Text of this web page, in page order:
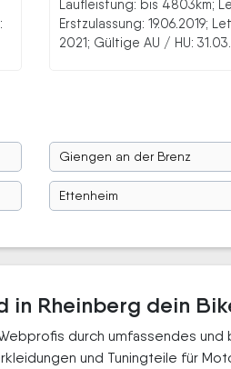
Laufleistung: bis 4803km;
Erstzulassung: 19.06.2019;
2021; Gültige AU / HU:
Giengen an der Brenz
Ettenheim
in Rheinberg dein
durch umfassendes
und Tuningteile für